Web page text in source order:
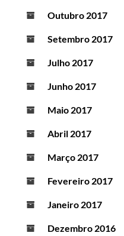
Outubro 2017
Setembro 2017
Julho 2017
Junho 2017
Maio 2017
Abril 2017
Março 2017
Fevereiro 2017
Janeiro 2017
Dezembro 2016